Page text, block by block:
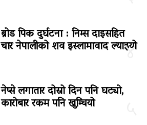
४
ब्रोड पिक दुर्घटना : निम्स दाइसहित
चार नेपालीको शव इस्लामावाद ल्याइयो
नेप्से लगातार दोस्रो दिन पनि घट्यो,
कारोबार रकम पनि खुम्चियो